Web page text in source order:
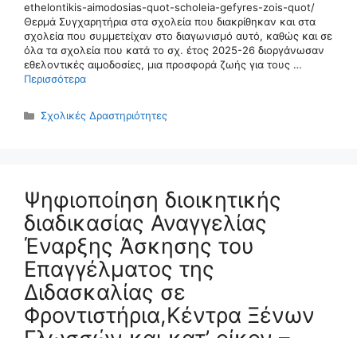
ethelontikis-aimodosias-quot-scholeia-gefyres-zois-quot/
Θερμά Συγχαρητήρια στα σχολεία που διακρίθηκαν και στα
σχολεία που συμμετείχαν στο διαγωνισμό αυτό, καθώς και σε
όλα τα σχολεία που κατά το σχ. έτος 2025-26 διοργάνωσαν
εθελοντικές αιμοδοσίες, μια προσφορά ζωής για τους …
Περισσότερα
Κατηγορίες
Σχολικές Δραστηριότητες
Ψηφιοποίηση διοικητικής
διαδικασίας Αναγγελίας
Έναρξης Άσκησης του
Επαγγέλματος της
Διδασκαλίας σε
Φροντιστήρια,Κέντρα Ξένων